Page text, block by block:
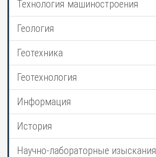
Технология машиностроения
Геология
Геотехника
Геотехнология
Информация
История
Научно-лабораторные изыскания